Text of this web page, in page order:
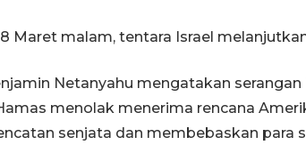
Maret malam, tentara Israel
Netanyahu mengatakan
menolak menerima rencana
senjata dan membebaskan para